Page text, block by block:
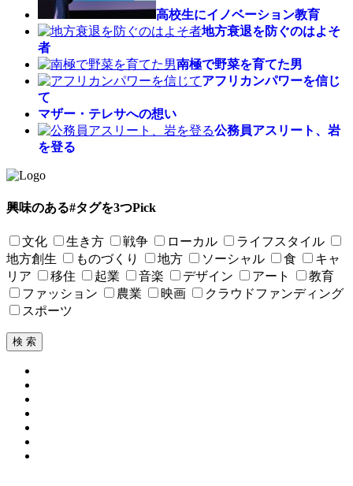
高校生にイノベーション教育
地方衰退を防ぐのはよそ
者
南極で野菜を育てた男
アフリカンパワーを信じ
て
マザー・テレサへの想い
公務員アスリート、岩
を登る
興味のある#タグを3つPick
文化 生き方 戦争 ローカル
ライフスタイル
地方創生
ものづくり 地方 ソーシャル 食
キャ
リア
移住 起業 音楽 デザイン アート
教育
ファッション
農業 映画
クラウドファンディング
スポーツ